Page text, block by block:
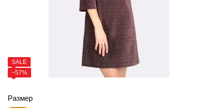
SALE
−57%
Размер